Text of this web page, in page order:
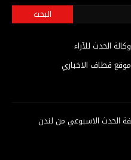
وكالة الحدث للآراء
موقع قطاف الاخباري